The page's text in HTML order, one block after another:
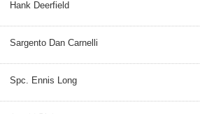
Hank Deerfield
Sargento Dan Carnelli
Spc. Ennis Long